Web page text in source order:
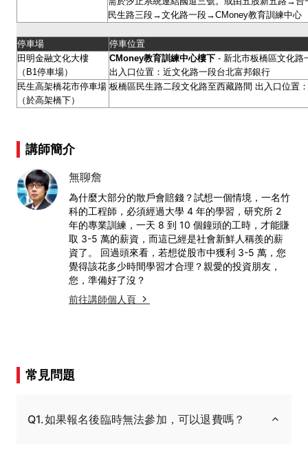
民生路三段→文化路一段→CMoney教育訓練中心
停車場
停車位置
田明金融文化大樓
（B1停車場）
CMoney教育訓練中心樓下 - 新北市板橋區文化路
出入口位置：近文化路一段台北富邦銀行
民生高架橋花市停車場
（於高架橋下）
板橋區民生路二段文化路至西藏路間 出入口位置
講師簡介
無聊詹
為什麼大部分的散戶會賠錢？試想一個情境，一名竹
科的工程師，必須經過大學 4 年的學習，研究所 2
年的專業訓練，一天 8 到 10 個鐘頭的工時，才能賺
取 3-5 萬的薪資，而這已經是社會新鮮人稱羨的薪
資了。 回過頭來看，若想從股市中獲利 3-5 萬，您
覺得該花多少時間學習才合理？親愛的投資朋友，
您，準備好了沒？
前往講師個人頁
常見問題
Q1.如果報名後臨時無法參加，可以退費嗎？